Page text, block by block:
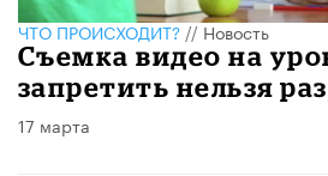
ЧТО ПРОИСХОДИТ?//Новость
Съемка видео на
запретить нельзя
17 марта